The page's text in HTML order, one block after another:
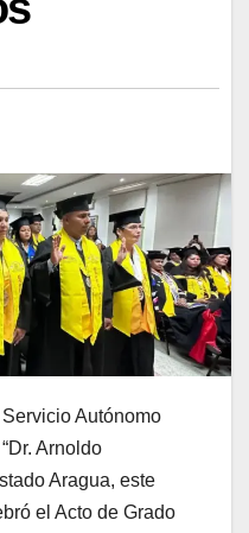
Autónomo
Arnoldo
Aragua, este
el Acto de Grado